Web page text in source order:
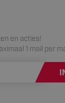
en acties!
1 mail per